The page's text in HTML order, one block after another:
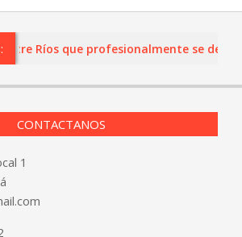
Ríos que profesionalmente se
CONTACTANOS
1